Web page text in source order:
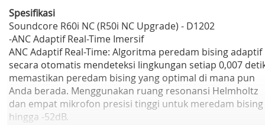
Spesifikasi
Soundcore R60i NC (R50i NC Upgrade) - D1202
-ANC Adaptif Real-Time Imersif
ANC Adaptif Real-Time: Algoritma peredam bising adaptif
secara otomatis mendeteksi lingkungan setiap 0,007
memastikan peredam bising yang optimal di mana pun
Anda berada. Menggunakan ruang resonansi Helmholtz
dan empat mikrofon presisi tinggi untuk meredam bising
hingga -52dB.